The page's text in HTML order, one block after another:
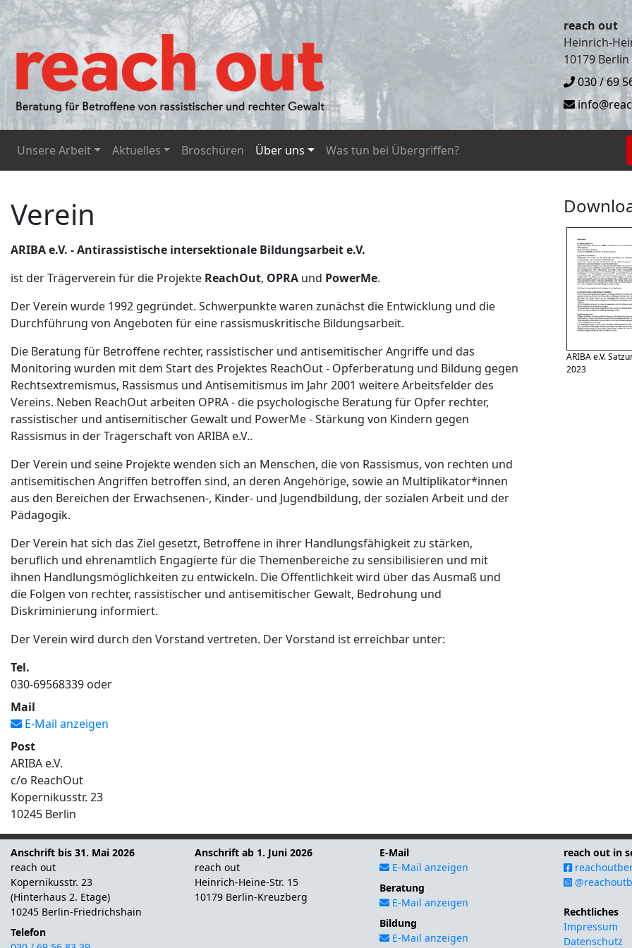
reach out
Heinrich-
10179 Berlin
030 / 69
Unsere Arbeit Aktuelles Broschüren Über uns Was tun bei Übergriffen?
Verein
ARIBA e.V. - Antirassistische intersektionale Bildungsarbeit e.V.
ist der Trägerverein für die Projekte ReachOut, OPRA und PowerMe.
Der Verein wurde 1992 gegründet. Schwerpunkte waren zunächst die Entwicklung und die
Durchführung von Angeboten für eine rassismuskritische Bildungsarbeit.
Die Beratung für Betroffene rechter, rassistischer und antisemitischer Angriffe und das
Monitoring wurden mit dem Start des Projektes ReachOut - Opferberatung und Bildung gegen
Rechtsextremismus, Rassismus und Antisemitismus im Jahr 2001 weitere Arbeitsfelder des
Vereins. Neben ReachOut arbeiten OPRA - die psychologische Beratung für Opfer rechter,
rassistischer und antisemitischer Gewalt und PowerMe - Stärkung von Kindern gegen
Rassismus in der Trägerschaft von ARIBA e.V..
Der Verein und seine Projekte wenden sich an Menschen, die von Rassismus, von rechten und
antisemitischen Angriffen betroffen sind, an deren Angehörige, sowie an Multiplikator*innen
aus den Bereichen der Erwachsenen-, Kinder- und Jugendbildung, der sozialen Arbeit und der
Pädagogik.
Der Verein hat sich das Ziel gesetzt, Betroffene in ihrer Handlungsfähigkeit zu stärken,
beruflich und ehrenamtlich Engagierte für die Themenbereiche zu sensibilisieren und mit
ihnen Handlungsmöglichkeiten zu entwickeln. Die Öffentlichkeit wird über das Ausmaß und
die Folgen von rechter, rassistischer und antisemitischer Gewalt, Bedrohung und
Diskriminierung informiert.
Der Verein wird durch den Vorstand vertreten. Der Vorstand ist erreichbar unter:
Tel.
030-69568339 oder
Mail
E-Mail anzeigen
Post
ARIBA e.V.
c/o ReachOut
Kopernikusstr. 23
10245 Berlin
ARIBA e.V.
2023
Anschrift bis 31. Mai 2026
reach out
Kopernikusstr. 23
(Hinterhaus 2. Etage)
10245 Berlin-Friedrichshain
Telefon
Anschrift ab 1. Juni 2026
reach out
Heinrich-Heine-Str. 15
10179 Berlin-Kreuzberg
E-Mail
E-Mail anzeigen
Beratung
E-Mail anzeigen
Bildung
E-Mail anzeigen
reach out in
Rechtliches
Impressum
Datenschutz